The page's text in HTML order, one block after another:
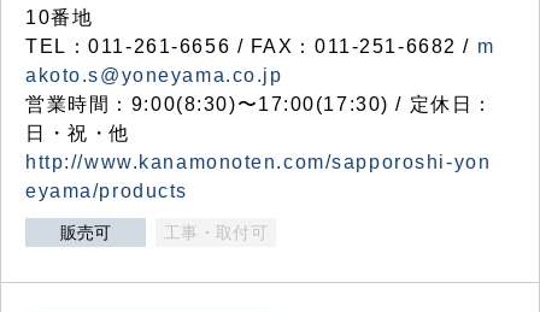
10番地
TEL：011-261-6656 / FAX：011-251-6682 / m
akoto.s@yoneyama.co.jp
営業時間：9:00(8:30)〜17:00(17:30) / 定休日：
日・祝・他
http://www.kanamonoten.com/sapporoshi-yon
eyama/products
販売可 工事・取付可